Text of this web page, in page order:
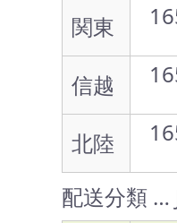
関東
信越
北陸
配送分類 …